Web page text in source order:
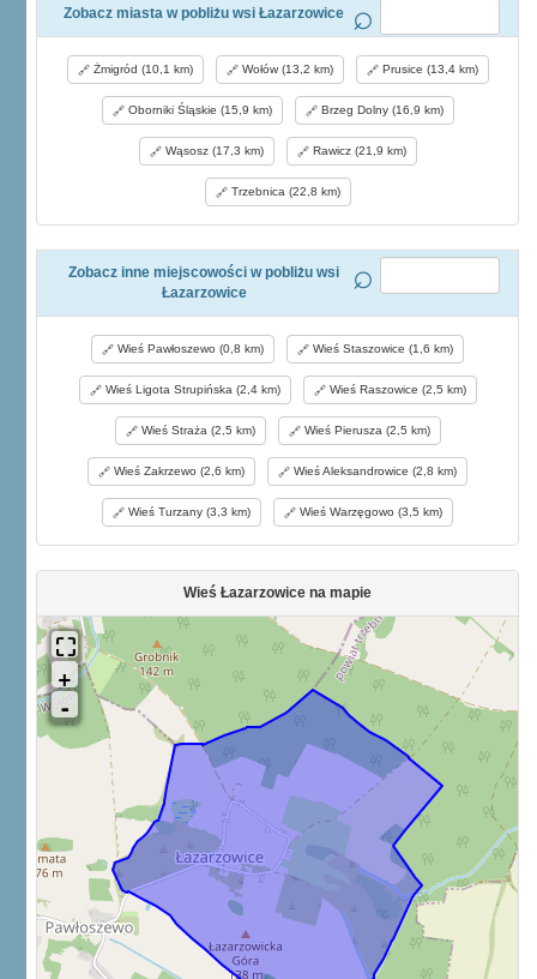
Zobacz miasta w pobliżu wsi Łazarzowice
Żmigród (10,1 km) Wołów (13,2 km) Prusice (13,4 km)
Oborniki Śląskie (15,9 km) Brzeg Dolny (16,9 km)
Wąsosz (17,3 km) Rawicz (21,9 km)
Trzebnica (22,8 km)
Zobacz inne miejscowości w pobliżu wsi
Łazarzowice
Wieś Pawłoszewo (0,8 km) Wieś Staszowice (1,6 km)
Wieś Ligota Strupińska (2,4 km) Wieś Raszowice (2,5 km)
Wieś Straża (2,5 km) Wieś Pierusza (2,5 km)
Wieś Zakrzewo (2,6 km) Wieś Aleksandrowice (2,8 km)
Wieś Turzany (3,3 km) Wieś Warzęgowo (3,5 km)
Wieś Łazarzowice na mapie